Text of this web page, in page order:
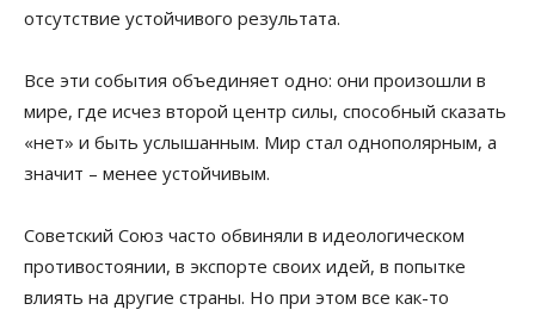
отсутствие устойчивого результата.
Все эти события объединяет одно: они произошли в
мире, где исчез второй центр силы, способный сказать
«нет» и быть услышанным. Мир стал однополярным, а
значит – менее устойчивым.
Советский Союз часто обвиняли в идеологическом
противостоянии, в экспорте своих идей, в попытке
влиять на другие страны. Но при этом все как-то